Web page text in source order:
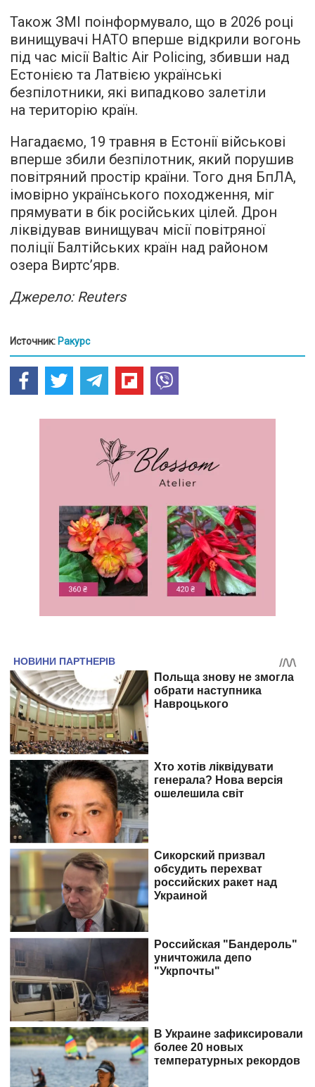
Також ЗМІ поінформувало, що в 2026 році
винищувачі НАТО вперше відкрили вогонь
під час місії Baltic Air Policing, збивши над
Естонією та Латвією українські
безпілотники, які випадково залетіли
на територію країн.
Нагадаємо, 19 травня в Естонії військові
вперше збили безпілотник, який порушив
повітряний простір країни. Того дня БпЛА,
імовірно українського походження, міг
прямувати в бік російських цілей. Дрон
ліквідував винищувач місії повітряної
поліції Балтійських країн над районом
озера Виртс’ярв.
Джерело: Reuters
Источник: Ракурс